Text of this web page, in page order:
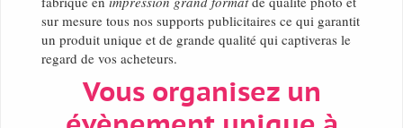
sur mesure tous nos supports publicitaires ce qui garantit
un produit unique et de grande qualité qui captiveras le
regard de vos acheteurs.
Vous organisez un